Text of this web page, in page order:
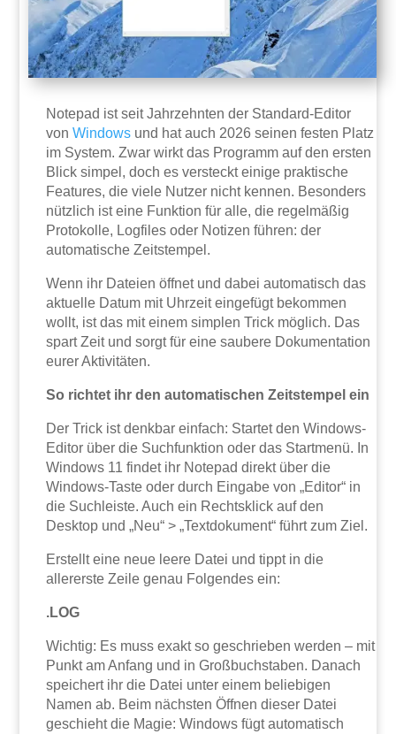
Notepad ist seit Jahrzehnten der Standard-Editor
vonWindows und hat auch 2026 seinen festen Platz
im System. Zwar wirkt das Programm auf den ersten
Blick simpel, doch es versteckt einige praktische
Features, die viele Nutzer nicht kennen. Besonders
nützlich ist eine Funktion für alle, die regelmäßig
Protokolle, Logfiles oder Notizen führen: der
automatische Zeitstempel.
Wenn ihr Dateien öffnet und dabei automatisch das
aktuelle Datum mit Uhrzeit eingefügt bekommen
wollt, ist das mit einem simplen Trick möglich. Das
spart Zeit und sorgt für eine saubere Dokumentation
eurer Aktivitäten.
So richtet ihr den automatischen Zeitstempel ein
Der Trick ist denkbar einfach: Startet den Windows-
Editor über die Suchfunktion oder das Startmenü. In
Windows 11 findet ihr Notepad direkt über die
Windows-Taste oder durch Eingabe von „Editor“ in
die Suchleiste. Auch ein Rechtsklick auf den
Desktop und „Neu“ > „Textdokument“ führt zum Ziel.
Erstellt eine neue leere Datei und tippt in die
allererste Zeile genau Folgendes ein:
.LOG
Wichtig: Es muss exakt so geschrieben werden – mit
Punkt am Anfang und in Großbuchstaben. Danach
speichert ihr die Datei unter einem beliebigen
Namen ab. Beim nächsten Öffnen dieser Datei
geschieht die Magie: Windows fügt automatisch